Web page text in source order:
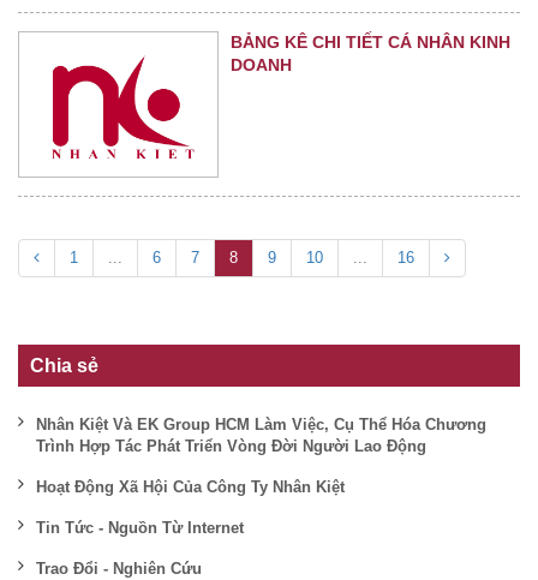
BẢNG KÊ CHI TIẾT CÁ NHÂN KINH
DOANH
1 ... 6 7 8 9 10 ... 16
Chia sẻ
Nhân Kiệt Và EK Group HCM Làm Việc, Cụ Thể Hóa Chương
Trình Hợp Tác Phát Triển Vòng Đời Người Lao Động
Hoạt Động Xã Hội Của Công Ty Nhân Kiệt
Tin Tức - Nguồn Từ Internet
Trao Đổi - Nghiên Cứu